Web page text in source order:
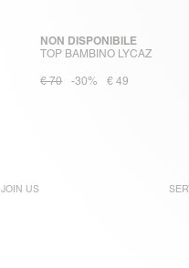
TOP BAMBINO LYCAZ
NON DISPONIBILE
€ 70 -30% € 49
JOIN US